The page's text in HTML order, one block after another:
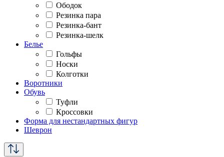
Ободок
Резинка пара
Резинка-бант
Резинка-шелк
Белье
Гольфы
Носки
Колготки
Воротники
Обувь
Туфли
Кроссовки
Форма для нестандартных фигур
Шеврон